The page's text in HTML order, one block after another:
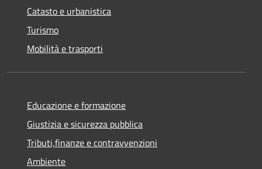
Catasto e urbanistica
Turismo
Mobilità e trasporti
Educazione e formazione
Giustizia e sicurezza pubblica
Tributi,finanze e contravvenzioni
Ambiente